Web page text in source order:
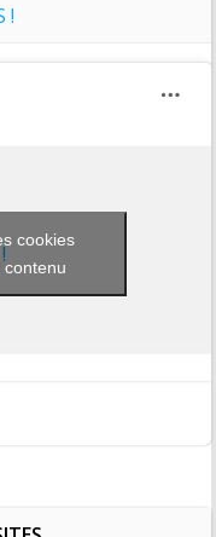
!
cookies
contenu